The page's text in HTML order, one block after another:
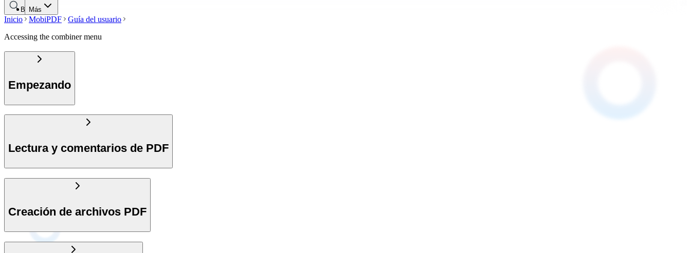
Más
Buscar
Inicio MobiPDF
Guía del usuario
Accessing the combiner menu
Empezando
Lectura y comentarios de PDF
Creación de archivos PDF